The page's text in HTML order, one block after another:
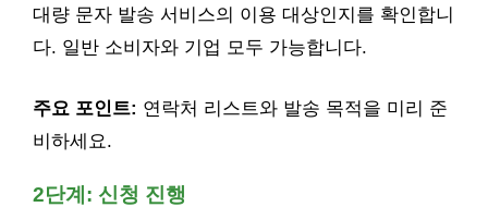
대량 문자 발송 서비스의 이용 대상인지를 확인합니
다. 일반 소비자와 기업 모두 가능합니다.
주요 포인트: 연락처 리스트와 발송 목적을 미리 준
비하세요.
2단계: 신청 진행